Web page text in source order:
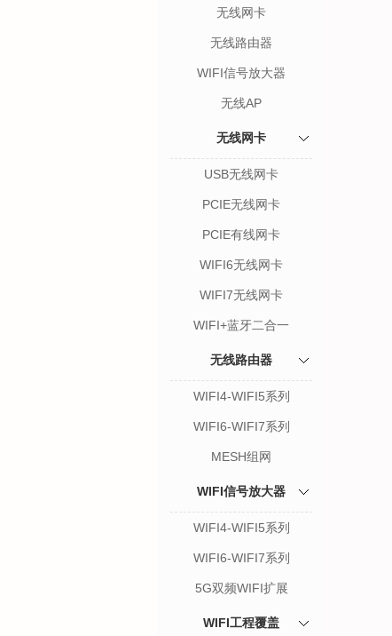
无线网卡
无线路由器
WIFI信号放大器
无线AP
无线网卡
USB无线网卡
PCIE无线网卡
PCIE有线网卡
WIFI6无线网卡
WIFI7无线网卡
WIFI+蓝牙二合一
无线路由器
WIFI4-WIFI5系列
WIFI6-WIFI7系列
MESH组网
WIFI信号放大器
WIFI4-WIFI5系列
WIFI6-WIFI7系列
5G双频WIFI扩展
WIFI工程覆盖